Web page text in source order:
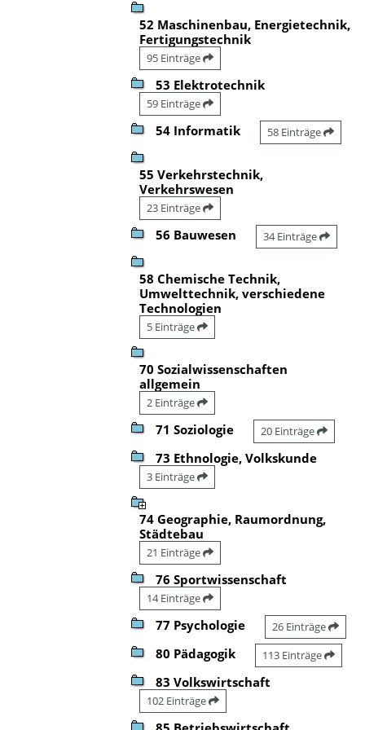
52 Maschinenbau, Energietechnik,
Fertigungstechnik
95 Einträge
53 Elektrotechnik
59 Einträge
54 Informatik 58 Einträge
55 Verkehrstechnik,
Verkehrswesen
23 Einträge
56 Bauwesen 34 Einträge
58 Chemische Technik,
Umwelttechnik, verschiedene
Technologien
5 Einträge
70 Sozialwissenschaften
allgemein
2 Einträge
71 Soziologie 20 Einträge
73 Ethnologie, Volkskunde
3 Einträge
74 Geographie, Raumordnung,
Städtebau
21 Einträge
76 Sportwissenschaft
14 Einträge
77 Psychologie 26 Einträge
80 Pädagogik 113 Einträge
83 Volkswirtschaft
102 Einträge